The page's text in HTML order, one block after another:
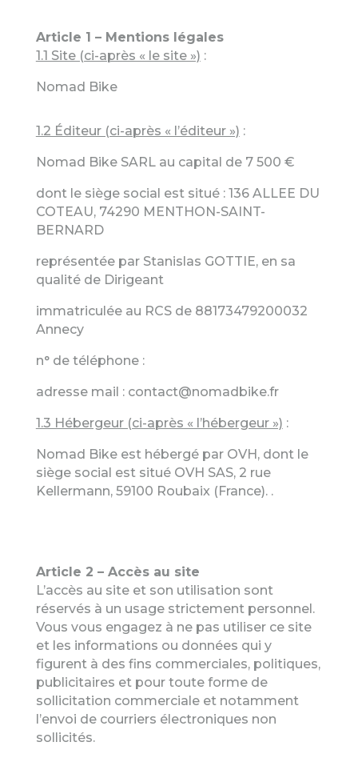
Article 1 – Mentions légales
1.1 Site (ci-après « le site ») :
Nomad Bike
1.2 Éditeur (ci-après « l’éditeur ») :
Nomad Bike SARLau capital de 7 500 €
dont le siège social est situé : 136 ALLEE DU
COTEAU, 74290 MENTHON-SAINT-
BERNARD
représentée par Stanislas GOTTIE, en sa
qualité de Dirigeant
immatriculée au RCS de 88173479200032
Annecy
n° de téléphone :
adresse mail : contact@nomadbike.fr
1.3 Hébergeur (ci-après « l’hébergeur ») :
Nomad Bikeest hébergé par OVH, dont le
siège social est situé OVH SAS, 2 rue
Kellermann, 59100 Roubaix (France). .
Article 2 – Accès au site
L’accès au site et son utilisation sont
réservés à un usage strictement personnel.
Vous vous engagez à ne pas utiliser ce site
et les informations ou données qui y
figurent à des fins commerciales, politiques,
publicitaires et pour toute forme de
sollicitation commerciale et notamment
l’envoi de courriers électroniques non
sollicités.